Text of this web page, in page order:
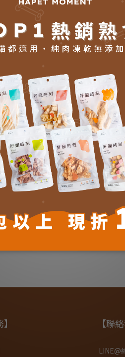
劑30ml 《德國家醫 ANIBIO》
【聯
LINE@